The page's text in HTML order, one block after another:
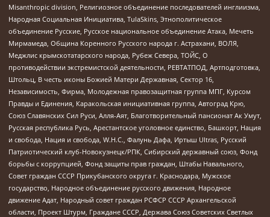
Misanthropic division, Религиозное объединение последователей инглиизма,
Народная Социальная Инициатива, TulaSkins, Этнополитическое
объединение Русские, Русское национальное объединение Атака, Мечеть
Мирмамеда, Община Коренного Русского народа г. Астрахани, ВОЛЯ,
Меджлис крымскотатарского народа, Рубеж Севера, ТОЙС, О
противодействии экстремистской деятельности, РЕВТАТПОД, Артподготовка,
Штольц, В честь иконы Божией Матери Державная, Сектор 16,
Независимость, Фирма, Молодежная правозащитная группа МПГ, Курсом
Правды и Единения, Каракольская инициативная группа, Автоград Крю,
Союз Славянских Сил Руси, Алля-Аят, Благотворительный пансионат Ак Умут,
Русская республика Русь, Арестантское уголовное единство, Башкорт, Нация
и свобода, Нация и свобода, W.H.С., Фалунь Дафа, Иртыш Ultras, Русский
Патриотический клуб-Новокузнецк/РПК, Сибирский державный союз, Фонд
борьбы с коррупцией, Фонд защиты прав граждан, Штабы Навального,
Совет граждан СССР Прикубанского округа г. Краснодара, Мужское
государство, Народное объединение русского движения, Народное
движение Адат, Народный совет граждан РСФСР СССР Архангельской
области, Проект Штурм, Граждане СССР, Держава Союз Советских Светлых